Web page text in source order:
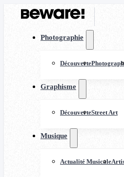
Photographie
Découverte
Graphisme
DécouverteStreet Art
Musique
Actualité Musicale